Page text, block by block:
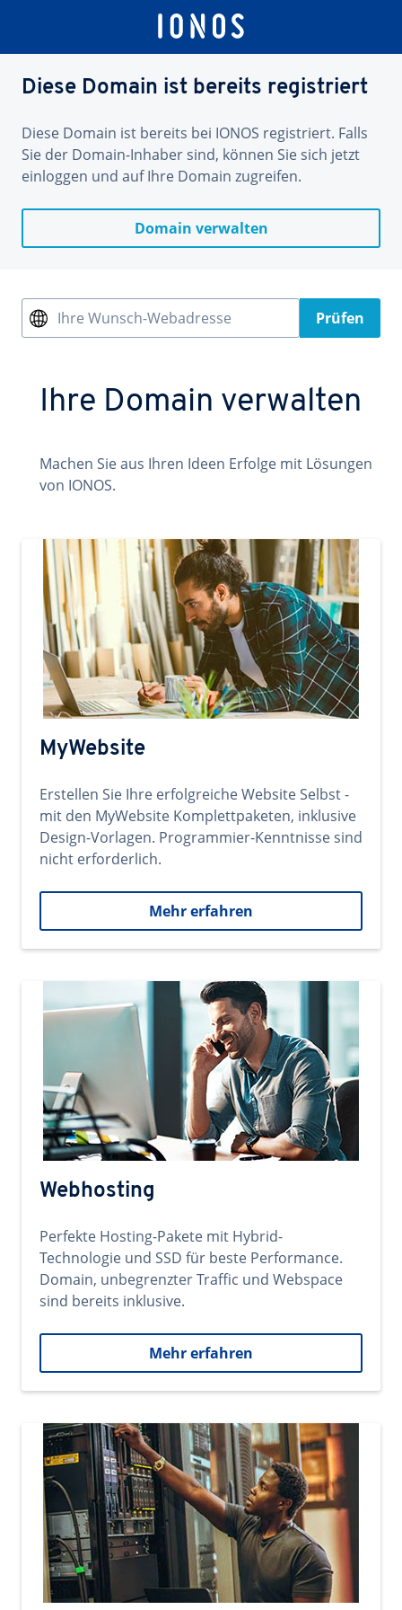
Diese Domain ist bereits registriert
Diese Domain ist bereits bei IONOS registriert. Falls
Sie der Domain-Inhaber sind, können Sie sich jetzt
einloggen und auf Ihre Domain zugreifen.
Domain verwalten
Ihre Wunsch-Webadresse Prüfen
Ihre Domain verwalten
Machen Sie aus Ihren Ideen Erfolge mit Lösungen
von IONOS.
MyWebsite
Erstellen Sie Ihre erfolgreiche Website Selbst -
mit den MyWebsite Komplettpaketen, inklusive
Design-Vorlagen. Programmier-Kenntnisse sind
nicht erforderlich.
Mehr erfahren
Webhosting
Perfekte Hosting-Pakete mit Hybrid-
Technologie und SSD für beste Performance.
Domain, unbegrenzter Traffic und Webspace
sind bereits inklusive.
Mehr erfahren